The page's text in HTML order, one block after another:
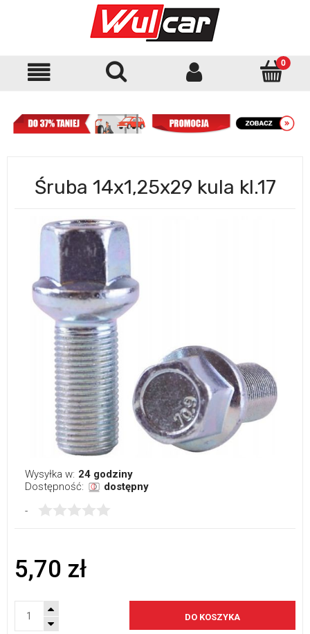
Śruba 14x1,25x29 kula kl.17
Wysyłka w: 24 godziny
Dostępność:
dostępny
-
5,70 zł
DO KOSZYKA